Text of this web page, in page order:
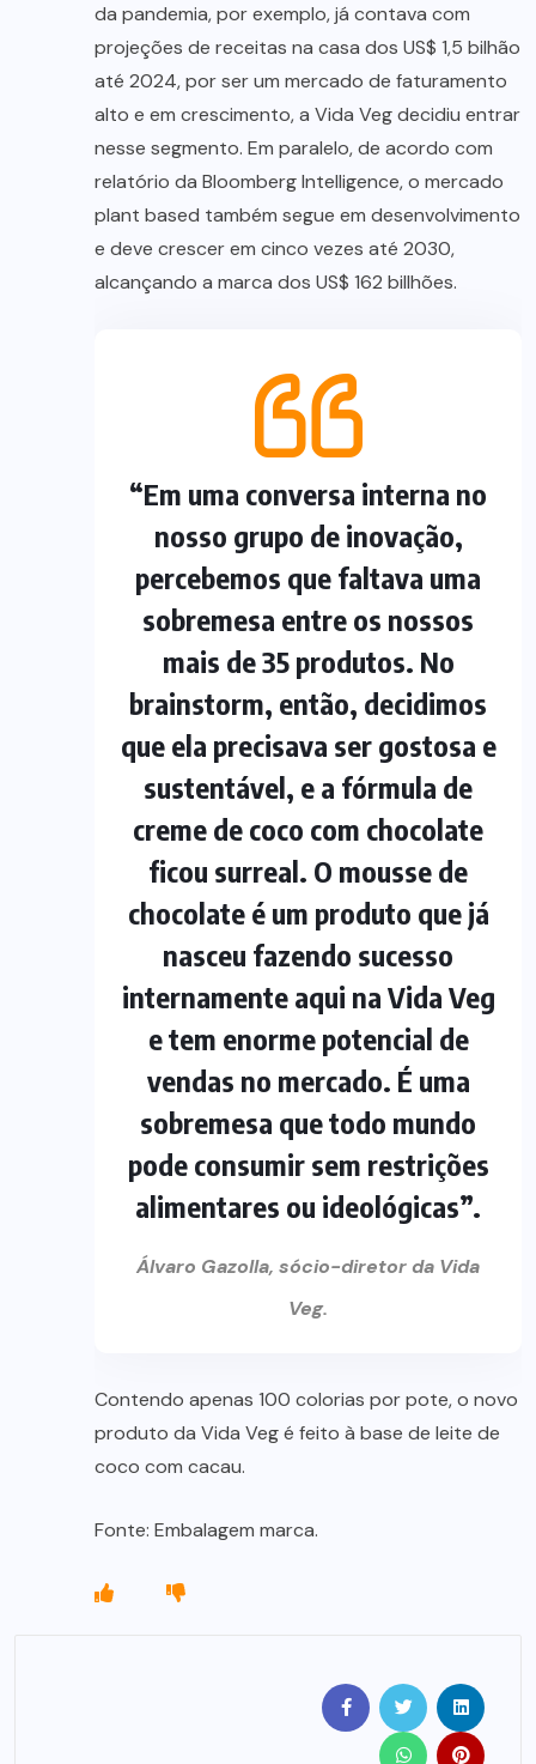
da pandemia, por exemplo, já contava com
projeções de receitas na casa dos US$ 1,5 bilhão
até 2024, por ser um mercado de faturamento
alto e em crescimento, a Vida Veg decidiu entrar
nesse segmento. Em paralelo, de acordo com
relatório da Bloomberg Intelligence, o mercado
plant based também segue em desenvolvimento
e deve crescer em cinco vezes até 2030,
alcançando a marca dos US$ 162 billhões.
“Em uma conversa interna no
nosso grupo de inovação,
percebemos que faltava uma
sobremesa entre os nossos
mais de 35 produtos. No
brainstorm, então, decidimos
que ela precisava ser gostosa e
sustentável, e a fórmula de
creme de coco com chocolate
ficou surreal. O mousse de
chocolate é um produto que já
nasceu fazendo sucesso
internamente aqui na Vida Veg
e tem enorme potencial de
vendas no mercado. É uma
sobremesa que todo mundo
pode consumir sem restrições
alimentares ou ideológicas”.
Álvaro Gazolla, sócio-diretor da Vida
Veg.
Contendo apenas 100 colorias por pote, o novo
produto da Vida Veg é feito à base de leite de
coco com cacau.
Fonte: Embalagem marca.